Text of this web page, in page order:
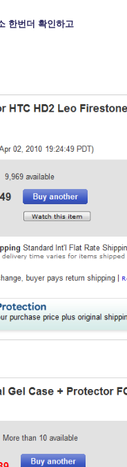
한번더 확인하고